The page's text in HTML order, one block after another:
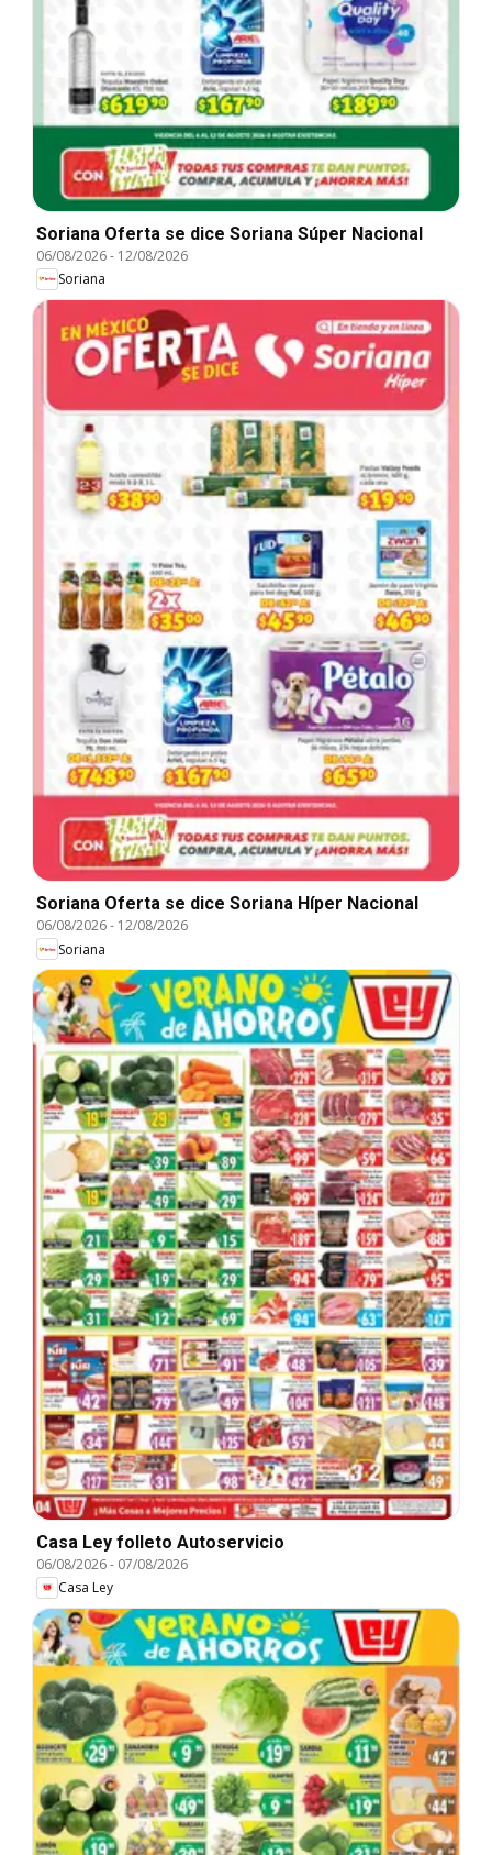
Soriana Oferta se dice Soriana Súper Nacional
06/08/2026- 12/08/2026
Soriana
Soriana Oferta se dice Soriana Híper Nacional
06/08/2026- 12/08/2026
Soriana
Casa Ley folleto Autoservicio
06/08/2026- 07/08/2026
Casa Ley